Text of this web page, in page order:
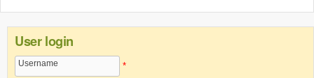
User login
Username *